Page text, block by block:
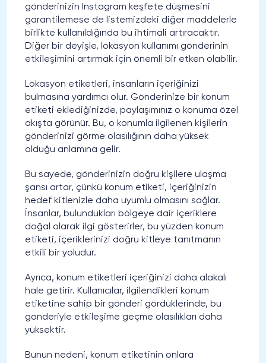
gönderinizin Instagram keşfete düşmesini
garantilemese de listemizdeki diğer maddelerle
birlikte kullanıldığında bu ihtimali artıracaktır.
Diğer bir deyişle, lokasyon kullanımı gönderinin
etkileşimini artırmak için önemli bir etken olabilir.
Lokasyon etiketleri, insanların içeriğinizi
bulmasına yardımcı olur. Gönderinize bir konum
etiketi eklediğinizde, paylaşımınız o konuma özel
akışta görünür. Bu, o konumla ilgilenen kişilerin
gönderinizi görme olasılığının daha yüksek
olduğu anlamına gelir.
Bu sayede, gönderinizin doğru kişilere ulaşma
şansı artar, çünkü konum etiketi, içeriğinizin
hedef kitlenizle daha uyumlu olmasını sağlar.
İnsanlar, bulundukları bölgeye dair içeriklere
doğal olarak ilgi gösterirler, bu yüzden konum
etiketi, içeriklerinizi doğru kitleye tanıtmanın
etkili bir yoludur.
Ayrıca, konum etiketleri içeriğinizi daha alakalı
hale getirir. Kullanıcılar, ilgilendikleri konum
etiketine sahip bir gönderi gördüklerinde, bu
gönderiyle etkileşime geçme olasılıkları daha
yüksektir.
Bunun nedeni, konum etiketinin onlara